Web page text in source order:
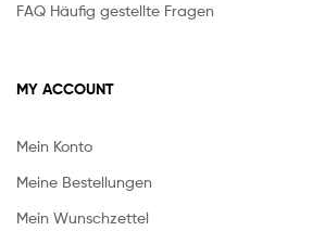
FAQ Häufig gestellte Fragen
MY ACCOUNT
Mein Konto
Meine Bestellungen
Mein Wunschzettel